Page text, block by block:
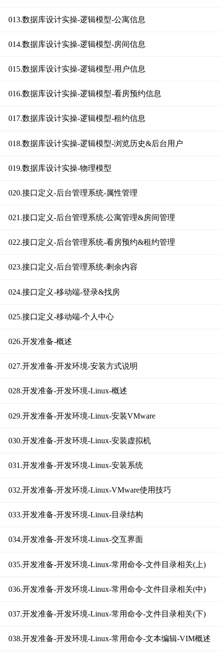
013.数据库设计实操-逻辑模型-公寓信息
014.数据库设计实操-逻辑模型-房间信息
015.数据库设计实操-逻辑模型-用户信息
016.数据库设计实操-逻辑模型-看房预约信息
017.数据库设计实操-逻辑模型-租约信息
018.数据库设计实操-逻辑模型-浏览历史&后台用户
019.数据库设计实操-物理模型
020.接口定义-后台管理系统-属性管理
021.接口定义-后台管理系统-公寓管理&房间管理
022.接口定义-后台管理系统-看房预约&租约管理
023.接口定义-后台管理系统-剩余内容
024.接口定义-移动端-登录&找房
025.接口定义-移动端-个人中心
026.开发准备-概述
027.开发准备-开发环境-安装方式说明
028.开发准备-开发环境-Linux-概述
029.开发准备-开发环境-Linux-安装VMware
030.开发准备-开发环境-Linux-安装虚拟机
031.开发准备-开发环境-Linux-安装系统
032.开发准备-开发环境-Linux-VMware使用技巧
033.开发准备-开发环境-Linux-目录结构
034.开发准备-开发环境-Linux-交互界面
035.开发准备-开发环境-Linux-常用命令-文件目录相关(上)
036.开发准备-开发环境-Linux-常用命令-文件目录相关(中)
037.开发准备-开发环境-Linux-常用命令-文件目录相关(下)
038.开发准备-开发环境-Linux-常用命令-文本编辑-VIM概述